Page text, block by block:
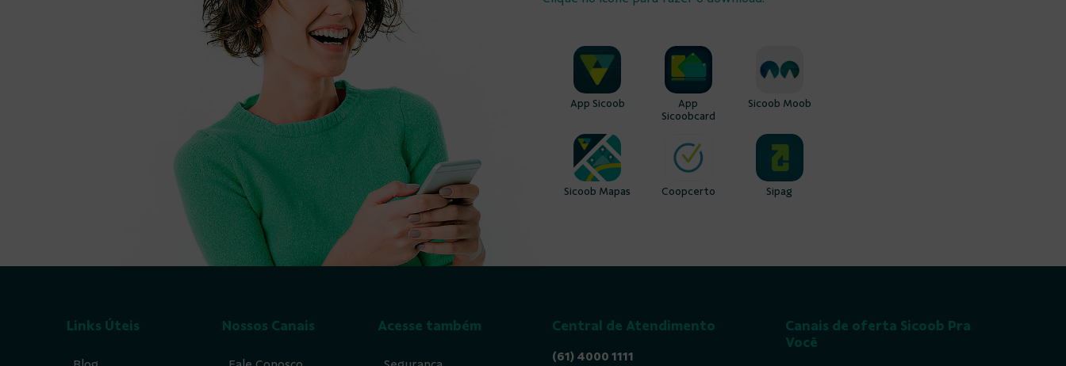
App Sicoob
App
Sicoobcard
Sicoob Moob
Sicoob Mapas Coopcerto Sipag
(61) 4000 1111
Atendimento WhatsApp
Você
(41) 3180-0676